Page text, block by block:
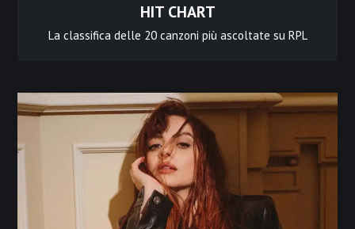
HIT CHART
La classifica delle 20 canzoni più ascoltate su RPL